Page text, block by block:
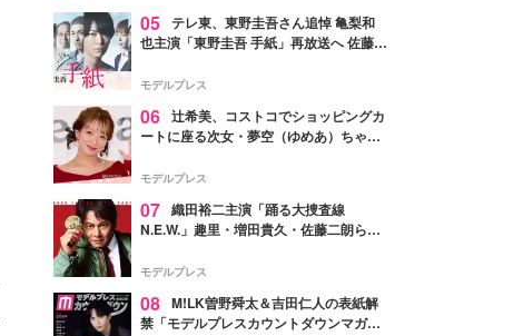
05 テレ東、東野圭吾さん追悼 亀梨和
也主演「東野圭吾 手紙」再放送へ 佐藤隆
モデルプレス
06 辻希美、コストコでショッピングカ
ートに座る次女・夢空（ゆめあ）ちゃん
ぎ」「成長を感じる」の声
モデルプレス
07 織田裕二主演「踊る大捜査線
N.E.W.」趣里・増田貴久・佐藤二朗ら新
徴する“謎のキーワード”も
モデルプレス
08 M!LK曽野舜太＆吉田仁人の表紙解
禁「モデルプレスカウントダウンマガジ